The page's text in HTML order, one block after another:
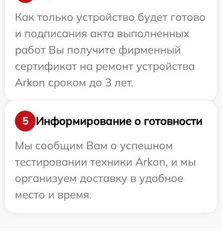
Как только устройство будет готово
и подписания акта выполненных
работ Вы получите фирменный
сертификат на ремонт устройства
Arkon сроком до 3 лет.
5
Информирование о готовности
Мы сообщим Вам о успешном
тестировании техники Arkon, и мы
организуем доставку в удобное
место и время.